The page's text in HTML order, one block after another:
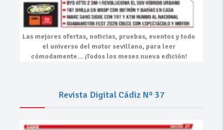
Las mejores ofertas, noticias, pruebas, eventosy todo
el universo del motor sevillano, para leer
cómodamente… ¡Todos los meses nueva edición!
Revista Digital Cádiz Nº 37